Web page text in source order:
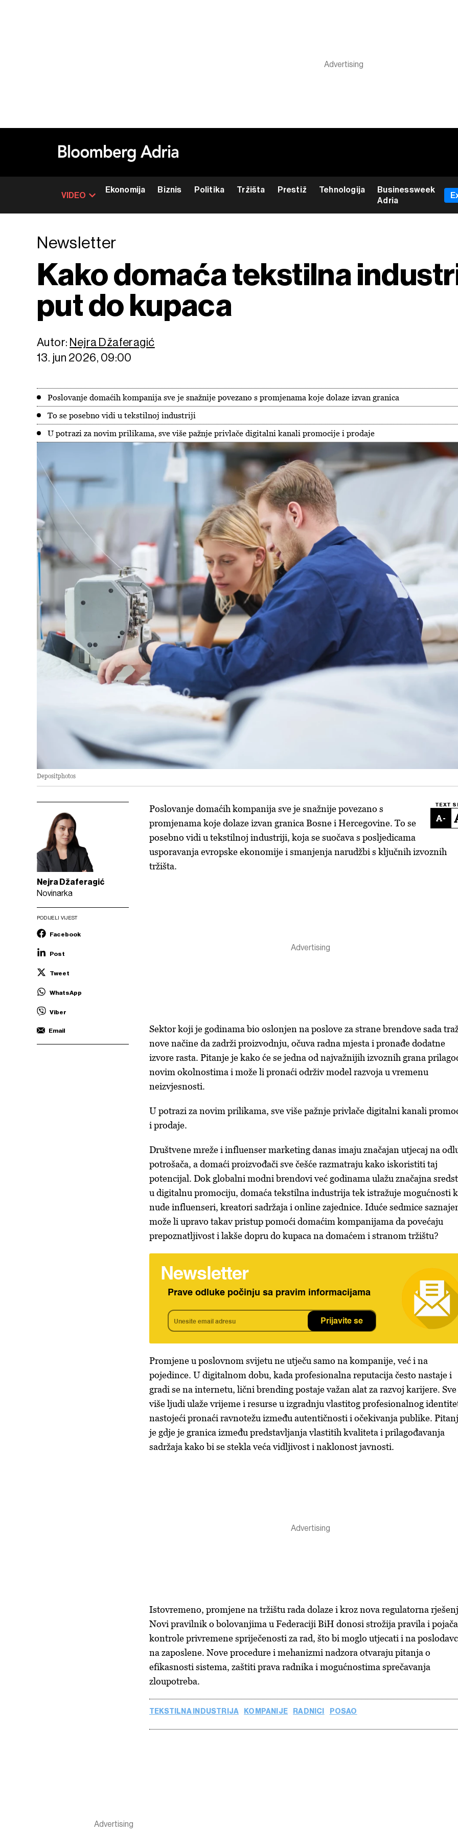
VIDEO
Ekonomija Biznis Politika Tržišta Prestiž Tehnologija
Businessweek
Adria
Newsletter
Kako domaća tekstilna
put do kupaca
Autor: Nejra Džaferagić
13. jun 2026, 09:00
Poslovanje domaćih kompanija sve je snažnije povezano s promjenama koje dolaze izvan granica
To se posebno vidi u tekstilnoj industriji
U potrazi za novim prilikama, sve više pažnje privlače digitalni kanali promocije i prodaje
Depositphotos
Nejra Džaferagić
Novinarka
PODIJELI VIJEST
Facebook
Post
Tweet
WhatsApp
Viber
Email
TEXT
-
Poslovanje domaćih kompanija sve je snažnije povezano s
promjenama koje dolaze izvan granica Bosne i Hercegovine. To se
posebno vidi u tekstilnoj industriji, koja se suočava s posljedicama
usporavanja evropske ekonomije i smanjenja narudžbi s ključnih izvoznih
tržišta.
Sektor koji je godinama bio oslonjen na poslove za strane brendove sada
nove načine da zadrži proizvodnju, očuva radna mjesta i pronađe dodatne
izvore rasta. Pitanje je kako će se jedna od najvažnijih izvoznih grana
novim okolnostima i može li pronaći održiv model razvoja u vremenu
neizvjesnosti.
U potrazi za novim prilikama, sve više pažnje privlače digitalni kanali
i prodaje.
Društvene mreže i influenser marketing danas imaju značajan utjecaj na
potrošača, a domaći proizvođači sve češće razmatraju kako iskoristiti taj
potencijal. Dok globalni modni brendovi već godinama ulažu značajna
u digitalnu promociju, domaća tekstilna industrija tek istražuje mogućnosti
nude influenseri, kreatori sadržaja i online zajednice. Iduće sedmice
može li upravo takav pristup pomoći domaćim kompanijama da povećaju
prepoznatljivost i lakše dopru do kupaca na domaćem i stranom tržištu?
Newsletter
Prave odluke počinju sa pravim informacijama
Prijavite se
Promjene u poslovnom svijetu ne utječu samo na kompanije, već i na
pojedince. U digitalnom dobu, kada profesionalna reputacija često nastaje i
gradi se na internetu, lični brending postaje važan alat za razvoj karijere. Sve
više ljudi ulaže vrijeme i resurse u izgradnju vlastitog profesionalnog
nastojeći pronaći ravnotežu između autentičnosti i očekivanja publike.
je gdje je granica između predstavljanja vlastitih kvaliteta i prilagođavanja
sadržaja kako bi se stekla veća vidljivost i naklonost javnosti.
Istovremeno, promjene na tržištu rada dolaze i kroz nova regulatorna
Novi pravilnik o bolovanjima u Federaciji BiH donosi strožija pravila i
kontrole privremene spriječenosti za rad, što bi moglo utjecati i na
na zaposlene. Nove procedure i mehanizmi nadzora otvaraju pitanja o
efikasnosti sistema, zaštiti prava radnika i mogućnostima sprečavanja
zloupotreba.
TEKSTILNA INDUSTRIJA KOMPANIJE RADNICI POSAO